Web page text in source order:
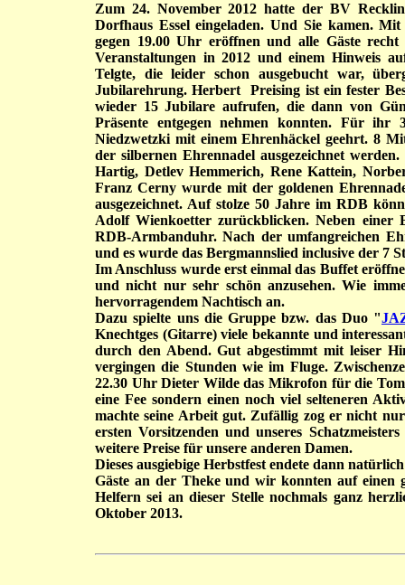
Zum 24. November 2012 hatte der BV
Dorfhaus Essel eingeladen. Und Sie kamen.
gegen 19.00 Uhr eröffnen und alle Gäste
Veranstaltungen in 2012 und einem Hinweis
Telgte, die leider schon ausgebucht war,
Jubilarehrung. Herbert Preising ist ein fester
wieder 15 Jubilare aufrufen, die dann von
Präsente entgegen nehmen konnten. Für
Niedzwetzki mit einem Ehrenhäckel geehrt. 8
der silbernen Ehrennadel ausgezeichnet
Hartig, Detlev Hemmerich, Rene Kattein,
Franz Cerny wurde mit der goldenen
ausgezeichnet. Auf stolze 50 Jahre im RDB
Adolf Wienkoetter zurückblicken. Neben einer
RDB-Armbanduhr. Nach der umfangreichen
und es wurde das Bergmannslied inclusive der 7
Im Anschluss wurde erst einmal das Buffet
und nicht nur sehr schön anzusehen. Wie
hervorragendem Nachtisch an.
Dazu spielte uns die Gruppe bzw. das Duo "
Knechtges (Gitarre) viele bekannte und
durch den Abend. Gut abgestimmt mit leiser
vergingen die Stunden wie im Fluge.
22.30 Uhr Dieter Wilde das Mikrofon für die
eine Fee sondern einen noch viel selteneren
machte seine Arbeit gut. Zufällig zog er nicht
ersten Vorsitzenden und unseres
weitere Preise für unsere anderen Damen.
Dieses ausgiebige Herbstfest endete dann
Gäste an der Theke und wir konnten auf einen
Helfern sei an dieser Stelle nochmals ganz
Oktober 2013.